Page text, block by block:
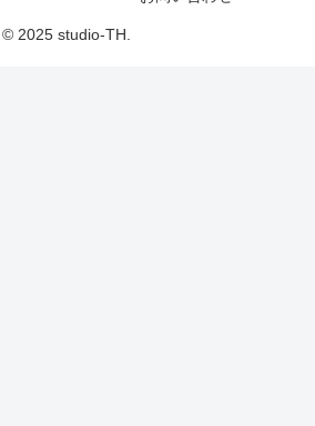
© 2025 studio-TH.